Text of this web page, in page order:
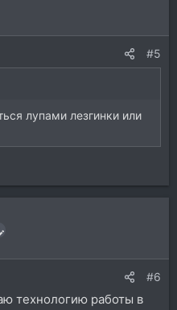
#5
лупами лезгинки или
#6
технологию работы в